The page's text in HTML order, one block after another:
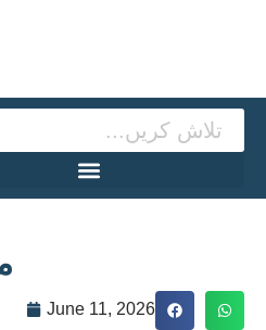
June 11, 2026